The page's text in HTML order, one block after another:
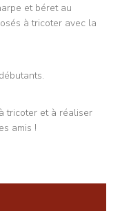
et béret au
à tricoter avec la
tricoter et à réaliser
amis !